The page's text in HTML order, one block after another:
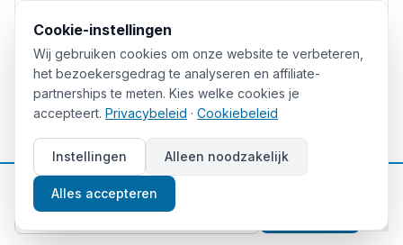
Wat zijn de nadelen van crypto
staking?
De voornaamste nadelen zijn: koersrisico
(beloningen zijn in crypto die in waarde kan
dalen), lock-up periodes (je kunt je inleg soms
niet direct opnemen), tegenpartijrisico
(afhankelijkheid van een exchange of protocol
Cookie-instellingen
Wij gebruiken cookies om onze website te verbeteren,
het bezoekersgedrag te analyseren en affiliate-
partnerships te meten. Kies welke cookies je
accepteert. Privacybeleid · Cookiebeleid
Instellingen Alleen noodzakelijk
Alles accepteren
📈 Gratis beleggingstips